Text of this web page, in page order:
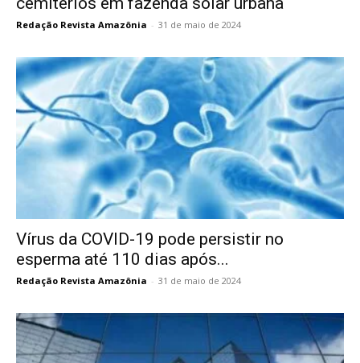
Redação Revista Amazônia - 31 de maio de 2024
Vírus da COVID-19 pode persistir no
esperma até 110 dias após...
Redação Revista Amazônia - 31 de maio de 2024